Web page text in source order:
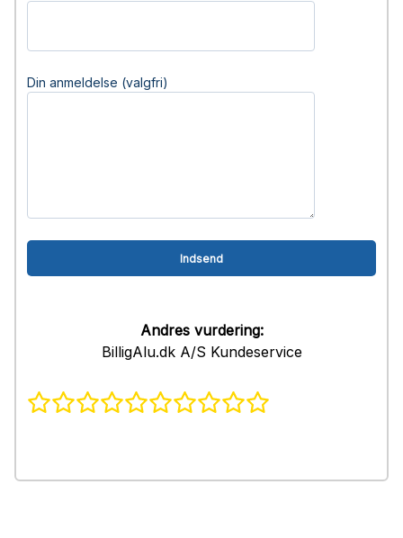
Din anmeldelse (valgfri)
Andres vurdering:
BilligAlu.dk A/S Kundeservice